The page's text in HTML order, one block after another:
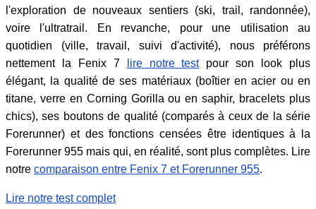
l'exploration de nouveaux sentiers (ski, trail, randonnée),
voire l'ultratrail. En revanche, pour une utilisation au
quotidien (ville, travail, suivi d'activité), nous préférons
nettement la Fenix 7
lire notre testpour son look plus
élégant, la qualité de ses matériaux (boîtier en acier ou en
titane, verre en Corning Gorilla ou en saphir, bracelets plus
chics), ses boutons de qualité (comparés à ceux de la série
Forerunner) et des fonctions censées être identiques à la
Forerunner 955 mais qui, en réalité, sont plus complètes. Lire
notre comparaison entre Fenix 7 et Forerunner 955.
Lire notre test complet